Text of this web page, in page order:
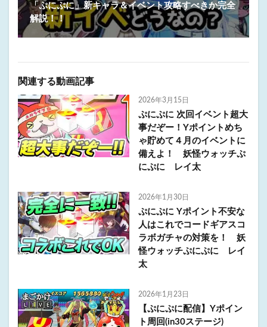
「ぷにぷに」新キャラ＆イベント攻略すべきか完全
解説！！
関連する動画記事
2026年3月15日
ぷにぷに 次回イベント超大
事だぞー！Yポイントめち
ゃ貯めて４月のイベントに
備えよ！ 妖怪ウォッチぷ
にぷに レイ太
2026年1月30日
ぷにぷに Yポイント不安な
人はこれでコードギアスコ
ラボガチャの対策を！ 妖
怪ウォッチぷにぷに レイ
太
2026年1月23日
【ぷにぷに配信】Yポイン
ト周回(in30ステージ)